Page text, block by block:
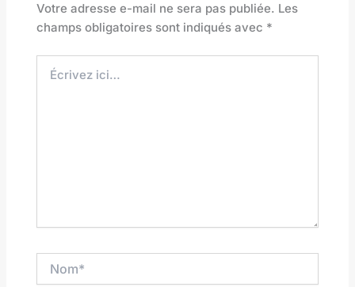
Votre adresse e-mail ne sera pas publiée. Les
champs obligatoires sont indiqués avec *
ici…